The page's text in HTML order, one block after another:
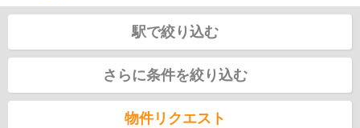
駅で絞り込む
さらに条件を絞り込む
物件リクエスト